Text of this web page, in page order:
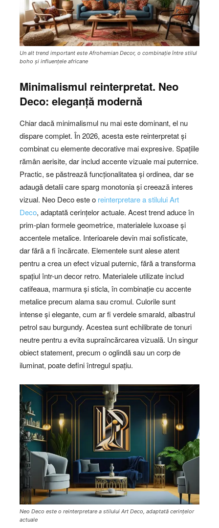
Un alt trend important este Afrohemian Decor, o combinație între stilul
boho și influențele africane
Minimalismul reinterpretat. Neo
Deco: eleganță modernă
Chiar dacă minimalismul nu mai este dominant, el nu
dispare complet. În 2026, acesta este reinterpretat și
combinat cu elemente decorative mai expresive. Spațiile
rămân aerisite, dar includ accente vizuale mai puternice.
Practic, se păstrează funcționalitatea și ordinea, dar se
adaugă detalii care sparg monotonia și creează interes
vizual. Neo Deco este o reinterpretare a stilului Art
Deco, adaptată cerințelor actuale. Acest trend aduce în
prim-plan formele geometrice, materialele luxoase și
accentele metalice. Interioarele devin mai sofisticate,
dar fără a fi încărcate. Elementele sunt alese atent
pentru a crea un efect vizual puternic, fără a transforma
spațiul într-un decor retro. Materialele utilizate includ
catifeaua, marmura și sticla, în combinație cu accente
metalice precum alama sau cromul. Culorile sunt
intense și elegante, cum ar fi verdele smarald, albastrul
petrol sau burgundy. Acestea sunt echilibrate de tonuri
neutre pentru a evita supraîncărcarea vizuală. Un singur
obiect statement, precum o oglindă sau un corp de
iluminat, poate defini întregul spațiu.
Neo Deco este o reinterpretare a stilului Art Deco, adaptată cerințelor
actuale